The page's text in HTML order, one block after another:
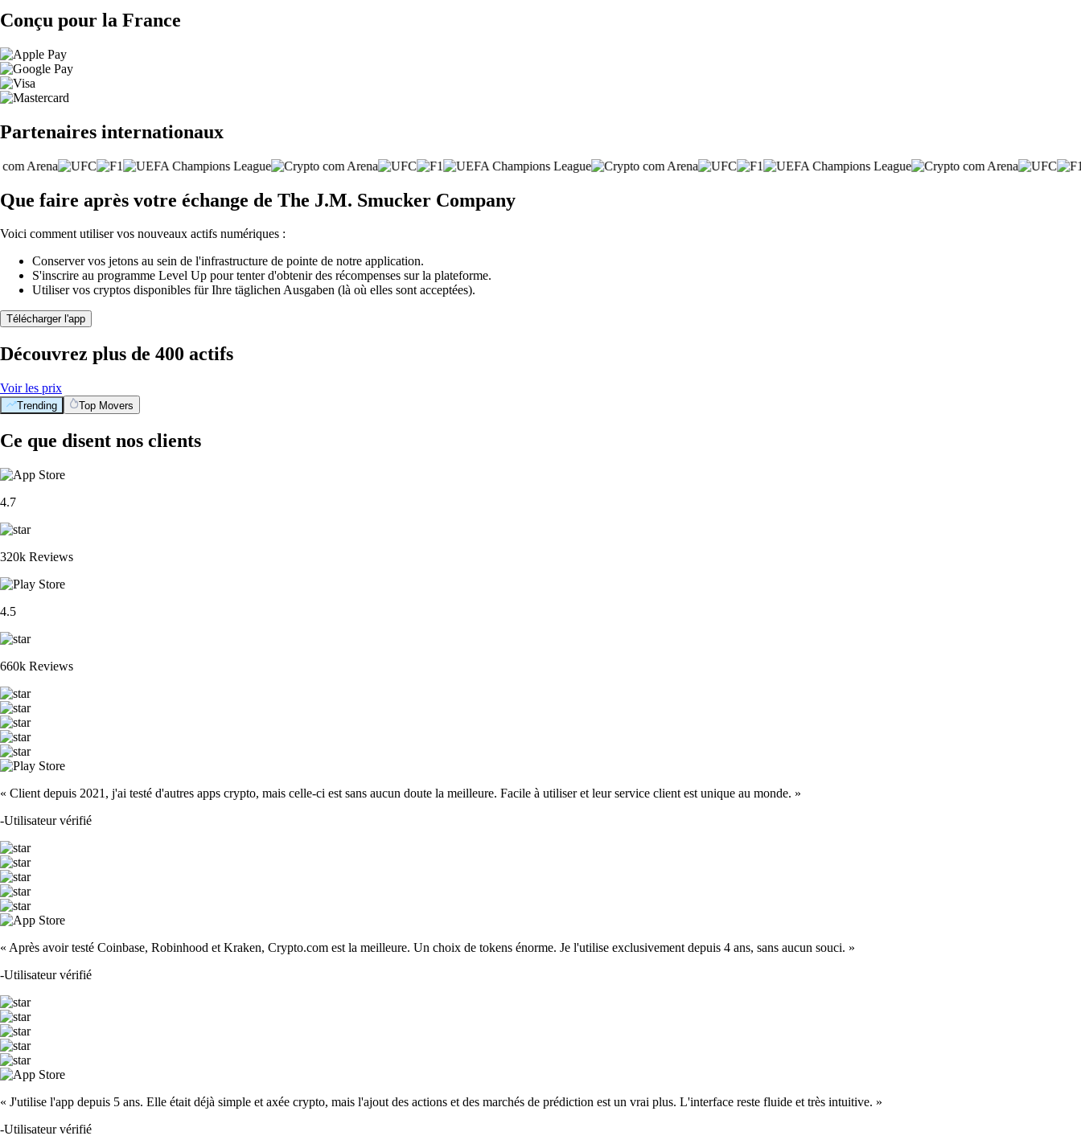
Conçu pour la France
Partenaires internationaux
Que faire après votre échange de The J.M. Smucker Company
Voici comment utiliser vos nouveaux actifs numériques :
Conserver vos jetons au sein de l'infrastructure de pointe de notre application.
S'inscrire au programme Level Up pour tenter d'obtenir des récompenses sur la plateforme.
Utiliser vos cryptos disponibles für Ihre täglichen Ausgaben (là où elles sont acceptées).
Télécharger l'app
Découvrez plus de 400 actifs
Voir les prix
Trending Top Movers
Ce que disent nos clients
4.7
320k Reviews
4.5
660k Reviews
« Client depuis 2021, j'ai testé d'autres apps crypto, mais celle-ci est sans aucun doute la meilleure. Facile à utiliser et leur service client est unique au monde. »
-Utilisateur vérifié
« Après avoir testé Coinbase, Robinhood et Kraken, Crypto.com est la meilleure. Un choix de tokens énorme. Je l'utilise exclusivement depuis 4 ans, sans aucun souci. »
-Utilisateur vérifié
« J'utilise l'app depuis 5 ans. Elle était déjà simple et axée crypto, mais l'ajout des actions et des marchés de prédiction est un vrai plus. L'interface reste fluide et très intuitive. »
-Utilisateur vérifié